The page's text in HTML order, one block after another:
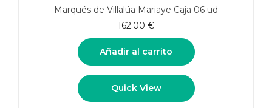
Marqués de Villalúa Mariaye Caja 06 ud
162.00 €
Añadir al carrito
Quick View